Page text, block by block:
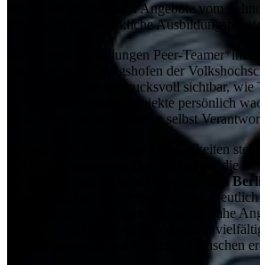
Palette der praxisnahen Angebote vom
Einstieg in handwerkliche
Das Gespräch mit jungen Peer-
Standorts Bad Königshofen der
Grabfeld machte eindrucksvoll sichtbar,
„Kultur macht stark“-Projekte persönlich
entwickeln und schrittweise selbst
Während des Markts der Möglichkeiten
, die
Future Move e.V. aus
Berufsorientierungsprogramme vor.
Bildung bereits sehr gute und praxisnahe
Orientierung bietet und sich dadurch
Zukunftsperspektiven für junge Menschen